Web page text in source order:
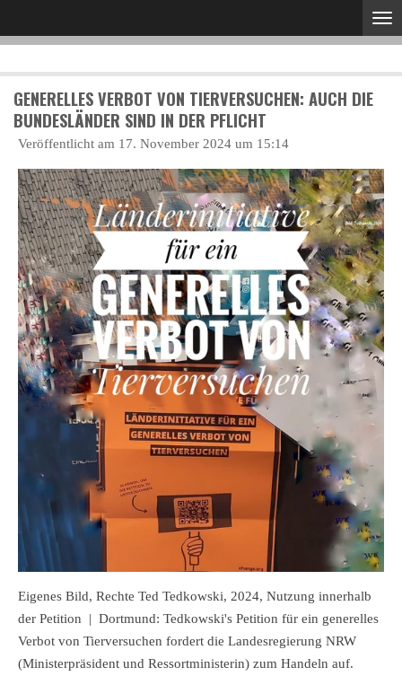
Hauptinhalt
GENERELLES VERBOT VON TIERVERSUCHEN: AUCH DIE
BUNDESLÄNDER SIND IN DER PFLICHT
Veröffentlicht am 17. November 2024 um 15:14
Eigenes Bild, Rechte Ted Tedkowski, 2024, Nutzung innerhalb
der Petition | Dortmund: Tedkowski's Petition für ein generelles
Verbot von Tierversuchen fordert die Landesregierung NRW
(Ministerpräsident und Ressortministerin) zum Handeln auf.